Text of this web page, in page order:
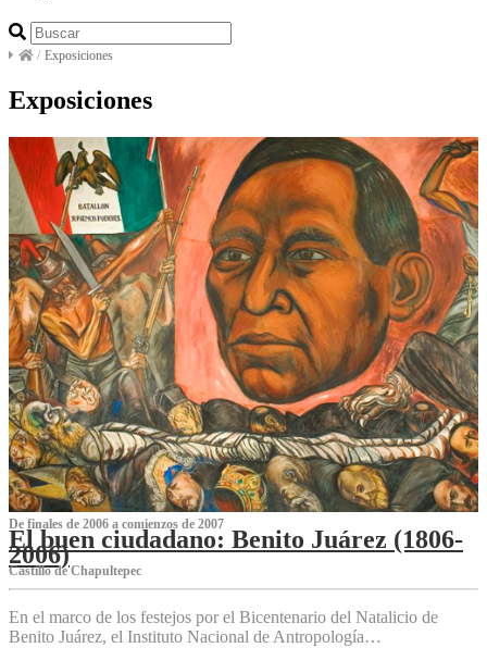
/ Exposiciones
Exposiciones
De finales de 2006 a comienzos de 2007
El buen ciudadano: Benito Juárez (1806-
2006)
Castillo de Chapultepec
En el marco de los festejos por el Bicentenario del Natalicio de
Benito Juárez, el Instituto Nacional de Antropología…